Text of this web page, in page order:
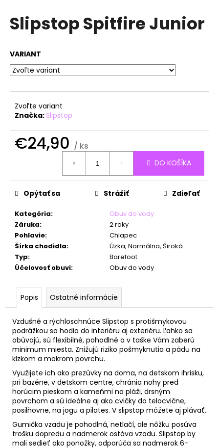
Slipstop Spitfire Junior
VARIANT
Zvoľte variant
Značka: Slipstop
€24,90 / ks
DO KOŠÍKA
Kategória:
Obuv do vody
Záruka:
2 roky
Pohlavie:
Chlapec
Šírka chodidla:
Úzka, Normálna, Široká
Typ:
Barefoot
Účelovosť obuvi: Obuv do vody
Opýtať sa Strážiť Zdieľať
Popis Ostatné informácie
Vzdušné a rýchloschnúce Slipstop s protišmykovou
podrážkou sa hodia do interiéru aj exteriéru. Ľahko sa
obúvajú, sú flexibilné, pohodlné a v taške Vám zaberú
minimum miesta. Znižujú riziko pošmyknutia a pádu na
klzkom a mokrom povrchu.
Využijete ich ako prezúvky na doma, na detskom ihrisku,
pri bazéne, v detskom centre, chránia nohy pred
horúcim pieskom a kameňmi na pláži, drsným
povrchom a sú ideálne aj ako cvičky do telocvične,
posilňovne, na jogu a pilates. V slipstop môžete aj plávať.
Gumička vzadu je pohodlná, netlačí, ale nôžku posúva
trošku dopredu a nadmerok ostáva vzadu. Slipstop by
mali sedieť ako ponožky, odporúča sa nadmerok 6-
j
ť
?
p
o
ú
č
a
m
e